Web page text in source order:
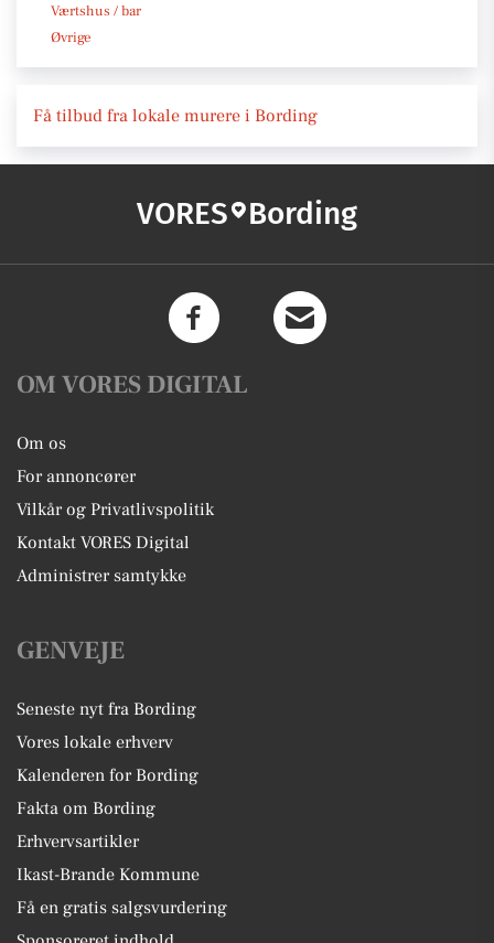
Værtshus / bar
Øvrige
Få tilbud fra lokale murere i Bording
VORES Bording
OM VORES DIGITAL
Om os
For annoncører
Vilkår og Privatlivspolitik
Kontakt VORES Digital
Administrer samtykke
GENVEJE
Seneste nyt fra Bording
Vores lokale erhverv
Kalenderen for Bording
Fakta om Bording
Erhvervsartikler
Ikast-Brande Kommune
Få en gratis salgsvurdering